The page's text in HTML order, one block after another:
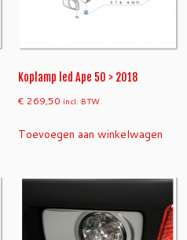
Koplamp led Ape 50 > 2018
€ 269,50 incl. BTW
Toevoegen aan winkelwagen